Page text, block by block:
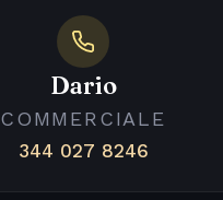
Dario
COMMERCIALE
344 027 8246